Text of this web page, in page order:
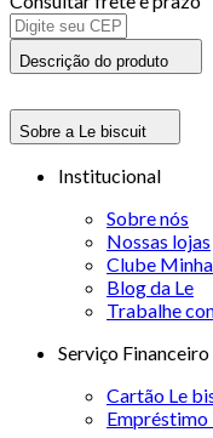
Descrição do produto
Sobre a Le biscuit
Institucional
Sobre nós
Nossas lojas
Clube
Blog da Le
Trabalhe
Serviço Financeiro
Cartão Le